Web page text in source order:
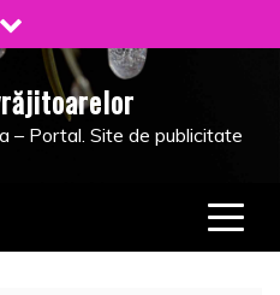
– Portal. Site de publicitate